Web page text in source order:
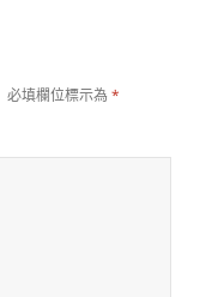
必填欄位標示為*